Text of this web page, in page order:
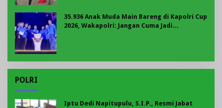
35.936 Anak Muda Main Bareng di Kapolri Cup
2026, Wakapolri: Jangan Cuma Jadi
POLRI
Iptu Dedi Napitupulu, S.I.P., Resmi Jabat